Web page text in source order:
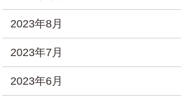
2023年8月
2023年7月
2023年6月